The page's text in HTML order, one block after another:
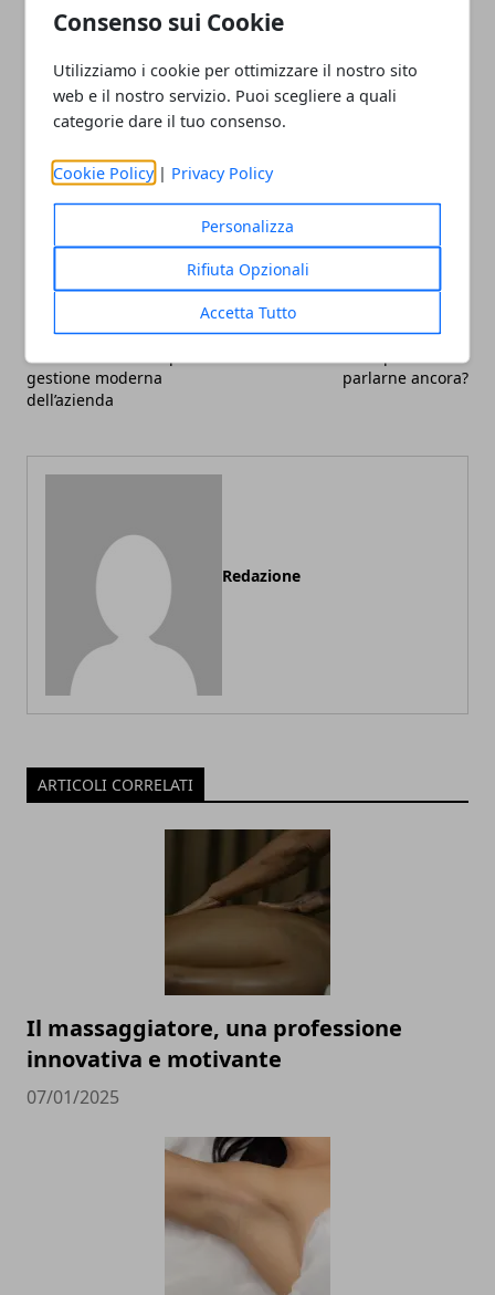
Consenso sui Cookie
Utilizziamo i cookie per ottimizzare il nostro sito
web e il nostro servizio. Puoi scegliere a quali
categorie dare il tuo consenso.
Cookie Policy | Privacy Policy
Personalizza
Rifiuta Opzionali
Accetta Tutto
alla casa per individuare i luoghi che i piccioni
adoreranno, e impedisci loro di nidificare.
Facebook
TwitterWhatsapp
Gli archivi in cloud per una
gestione moderna
dell’azienda
Endometriosi: perché non
parlarne ancora?
Redazione
ARTICOLI CORRELATI
Il massaggiatore, una professione
innovativa e motivante
07/01/2025